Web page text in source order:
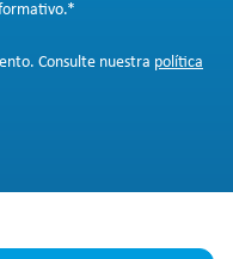
*
Consulte nuestra política